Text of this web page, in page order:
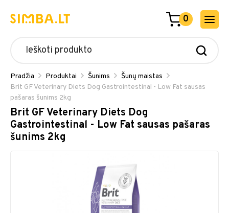
0
Pradžia Produktai Šunims
Šunų maistas
Brit GF Veterinary Diets Dog Gastrointestinal - Low Fat sausas
pašaras šunims 2kg
Brit GF Veterinary Diets Dog
Gastrointestinal - Low Fat sausas pašaras
šunims 2kg